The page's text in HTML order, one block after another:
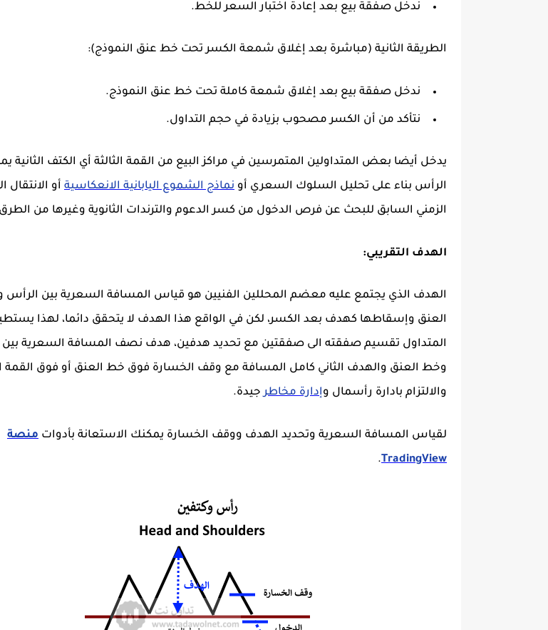
ندخل صفقة بيع بعد إعادة اختبار السعر للخط.
الطريقة الثانية (مباشرة بعد إغلاق شمعة الكسر تحت خط عنق النموذج):
ندخل صفقة بيع بعد إغلاق شمعة كاملة تحت خط عنق النموذج.
نتأكد من أن الكسر مصحوب بزيادة في حجم التداول.
يدخل أيضا بعض المتداولين المتمرسين في مراكز البيع من القمة الثالثة أي الكتف الثانية
الرأس بناء على تحليل السلوك السعري أو نماذج الشموع اليابانية الانعكاسية أو الانتقال
الزمني السابق للبحث عن فرص الدخول من كسر الدعوم والترندات الثانوية وغيرها من
الهدف التقريبي:
الهدف الذي يجتمع عليه معضم المحللين الفنيين هو قياس المسافة السعرية بين
العنق وإسقاطها كهدف بعد الكسر، لكن في الواقع هذا الهدف لا يتحقق دائما، لهذا
المتداول تقسيم صفقته الى صفقتين مع تحديد هدفين، هدف نصف المسافة السعرية بين
وخط العنق والهدف الثاني كامل المسافة مع وقف الخسارة فوق خط العنق أو فوق القمة
والالتزام بادارة رأسمال وإدارة مخاطرجيدة.
لقياس المسافة السعرية وتحديد الهدف ووقف الخسارة يمكنك الاستعانة بأدوات منصة
TradingView
.